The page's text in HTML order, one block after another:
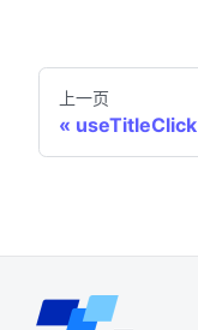
上一页
useTitleClick